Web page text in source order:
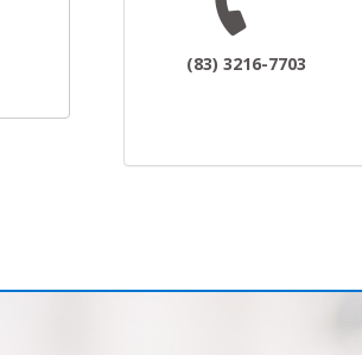
(83) 3216-7703